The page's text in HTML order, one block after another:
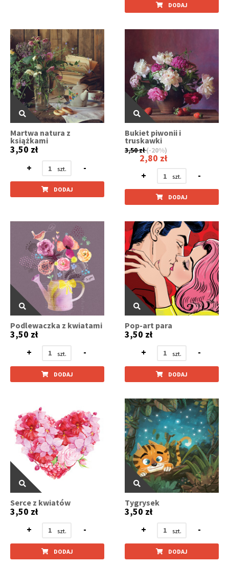
DODAJ
Martwa natura z
książkami
3,50 zł
+
-
DODAJ
Bukiet piwonii i
truskawki
3,50 zł(-20%)
2,80 zł
+
-
DODAJ
Podlewaczka z kwiatami
3,50 zł
+
-
DODAJ
Pop-art para
3,50 zł
+
-
DODAJ
Serce z kwiatów
3,50 zł
+
-
DODAJ
Tygrysek
3,50 zł
+
-
DODAJ